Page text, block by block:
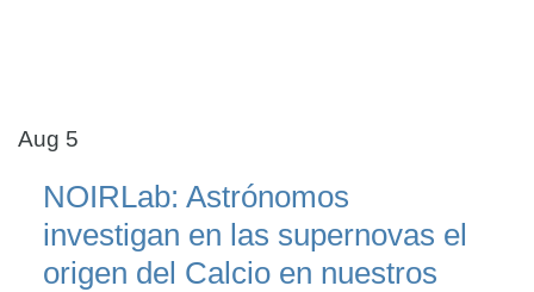
Aug 5
NOIRLab: Astrónomos
investigan en las supernovas el
origen del Calcio en nuestros